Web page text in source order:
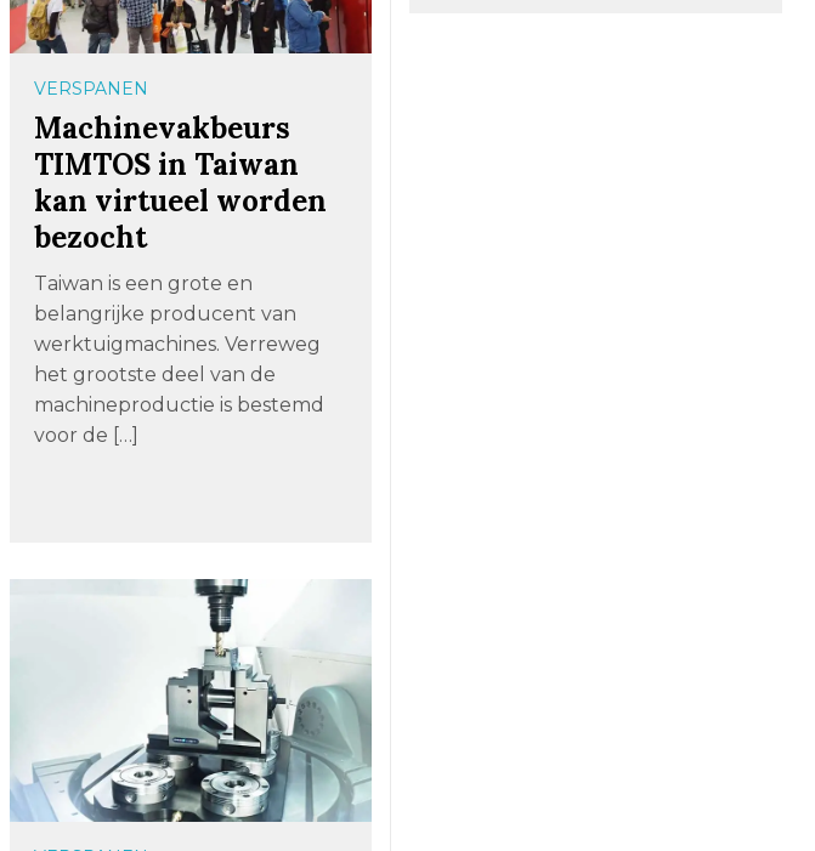
VERSPANEN
Machinevakbeurs
TIMTOS in Taiwan
kan virtueel worden
bezocht
Taiwan is een grote en
belangrijke producent van
werktuigmachines. Verreweg
het grootste deel van de
machineproductie is bestemd
voor de […]